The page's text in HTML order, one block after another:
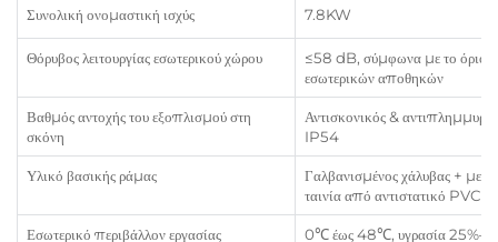
Συνολική ονομαστική ισχύς 7.8KW
Θόρυβος λειτουργίας εσωτερικού χώρου
≤58 dB, σύμφωνα με το όριο
εσωτερικών αποθηκών
Βαθμός αντοχής του εξοπλισμού στη
σκόνη
Αντισκονικός &
IP54
Υλικό βασικής ράμας
Γαλβανισμένος χάλυβας +
ταινία από αντιστατικό PVC
Εσωτερικό περιβάλλον εργασίας
0℃ έως 48℃, υγρασία